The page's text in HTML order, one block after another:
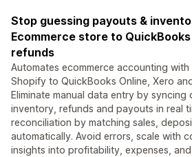
Stop guessing payouts &
Ecommerce store to
refunds
Automates ecommerce accounting
Shopify to QuickBooks Online, Xero
Eliminate manual data entry by syncing
inventory, refunds and payouts in real
reconciliation by matching sales,
automatically. Avoid errors, scale with
insights into profitability, expenses,